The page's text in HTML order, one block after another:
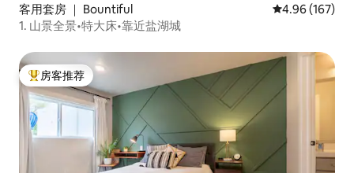
客用套房 ｜ Bountiful 平均评分 4.96
4.96 (167)
1. 山景全景•特大床•靠近盐湖城
热门「房客推荐」
房客推荐